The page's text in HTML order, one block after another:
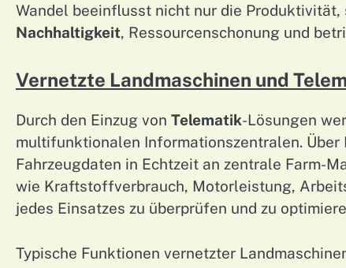
Wandel beeinflusst nicht nur die
Nachhaltigkeit, Ressourcenschonung und
Vernetzte Landmaschinen und
Durch den Einzug von Telematik-Lösungen
multifunktionalen Informationszentralen.
Fahrzeugdaten in Echtzeit an zentrale Farm-
wie Kraftstoffverbrauch, Motorleistung,
jedes Einsatzes zu überprüfen und zu
Typische Funktionen vernetzter